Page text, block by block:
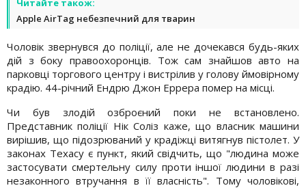
Читайте також:
Apple AirTag небезпечний для тварин
Чоловік звернувся до поліції, але не дочекався будь-яких
дій з боку правоохоронців. Тож сам знайшов авто на
парковці торгового центру і вистрілив у голову ймовірному
крадію. 44-річний Ендрю Джон Еррера помер на місці.
Чи був злодій озброєний поки не встановлено.
Представник поліції Нік Соліз каже, що власник машини
вирішив, що підозрюваний у крадіжці витягнув пістолет. У
законах Техасу є пункт, який свідчить, що "людина може
застосувати смертельну силу проти іншої людини в разі
незаконного втручання в її власність". Тому чоловікові,